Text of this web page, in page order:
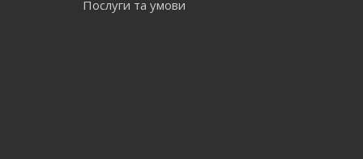
Послуги та умови